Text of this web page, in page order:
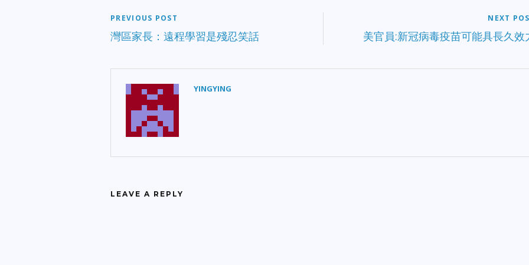
PREVIOUS POST
灣區家長：遠程學習是殘忍笑話
NEXT
美官員:新冠病毒疫苗可能具長久效
YINGYING
LEAVE A REPLY